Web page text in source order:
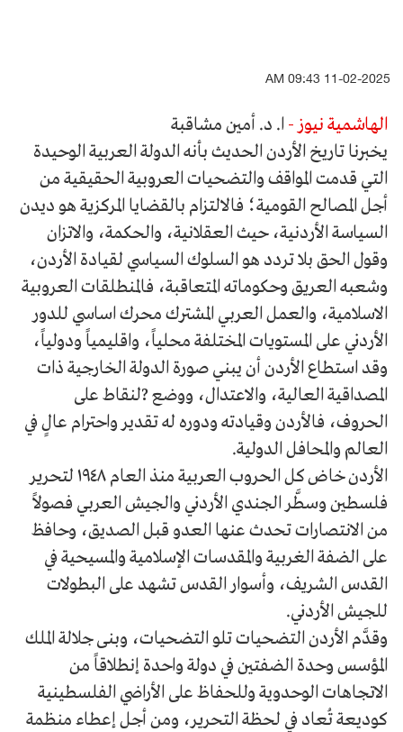
11-02-2025 09:43 AM
الهاشمية نيوز - ا. د. أمين مشاقبة
يخبرنا تاريخ الأردن الحديث بأنه الدولة العربية الوحيدة
التي قدمت المواقف والتضحيات العروبية الحقيقية من
أجل المصالح القومية؛ فالالتزام بالقضايا المركزية هو ديدن
السياسة الأردنية، حيث العقلانية، والحكمة، والاتزان
وقول الحق بلا تردد هو السلوك السياسي لقيادة الأردن،
وشعبه العريق وحكوماته المتعاقبة، فالمنطلقات العروبية
الاسلامية، والعمل العربي المشترك محرك اساسي للدور
الأردني على المستويات المختلفة محلياً، واقليمياً ودولياً،
وقد استطاع الأردن أن يبني صورة الدولة الخارجية ذات
المصداقية العالية، والاعتدال، ووضع ?لنقاط على
الحروف، فالأردن وقيادته ودوره له تقدير واحترام عالٍ في
العالم والمحافل الدولية.
الأردن خاض كل الحروب العربية منذ العام ١٩٤٨ لتحرير
فلسطين وسطَّر الجندي الأردني والجيش العربي فصولاً
من الانتصارات تحدث عنها العدو قبل الصديق، وحافظ
على الضفة الغربية والمقدسات الإسلامية والمسيحية في
القدس الشريف، وأسوار القدس تشهد على البطولات
للجيش الأردني.
وقدَّم الأردن التضحيات تلو التضحيات، وبنى جلالة الملك
المؤسس وحدة الضفتين في دولة واحدة إنطلاقاً من
الاتجاهات الوحدوية وللحفاظ على الأراضي الفلسطينية
كوديعة تُعاد في لحظة التحرير، ومن أجل إعطاء منظمة